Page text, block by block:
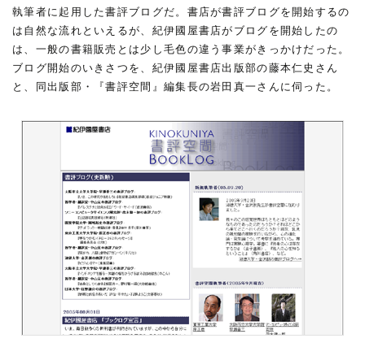
執筆者に起用した書評ブログだ。書店が書評ブログを開始するの
は自然な流れといえるが、紀伊國屋書店がブログを開始したの
は、一般の書籍販売とは少し毛色の違う事業がきっかけだった。
ブログ開始のいきさつを、紀伊國屋書店出版部の藤本仁史さん
と、同出版部・『書評空間』編集長の岩田真一さんに伺った。